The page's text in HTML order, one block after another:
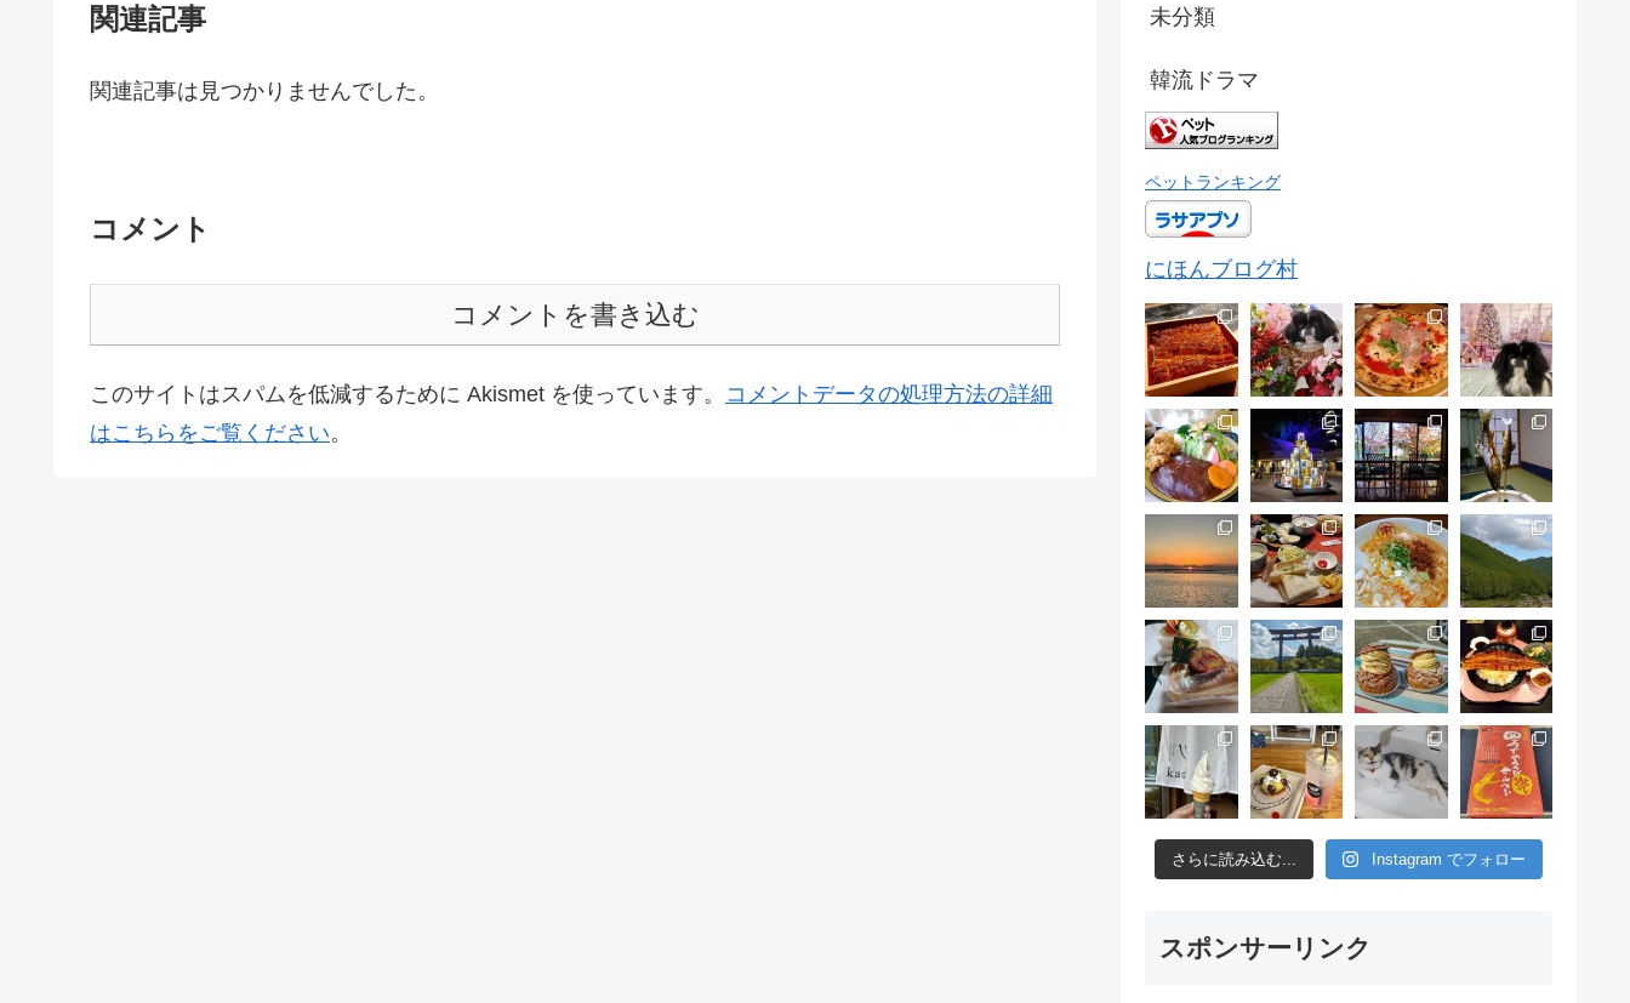
関連記事
関連記事は見つかりませんでした。
コメント
コメントを書き込む
このサイトはスパムを低減するために Akismet を使っています。 コメントデータの処理方法の詳細
はこちらをご覧ください。
未分類
韓流ドラマ
ペットランキング
にほんブログ村
さらに読み込む... Instagram でフォロー
スポンサーリンク